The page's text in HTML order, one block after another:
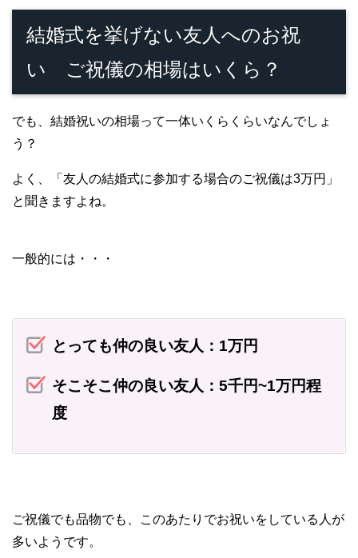
結婚式を挙げない友人へのお祝
い ご祝儀の相場はいくら？
でも、結婚祝いの相場って一体いくらくらいなんでしょ
う？
よく、「友人の結婚式に参加する場合のご祝儀は3万円」
と聞きますよね。
一般的には・・・
とっても仲の良い友人：1万円
そこそこ仲の良い友人：5千円~1万円程
度
ご祝儀でも品物でも、このあたりでお祝いをしている人が
多いようです。